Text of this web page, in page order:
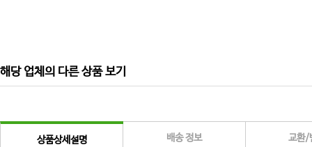
해당 업체의 다른 상품 보기
상품상세설명 배송 정보 교환/